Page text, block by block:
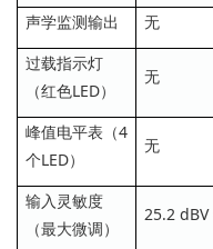
声学监测输出
无
过载指示灯
（红色LED）
无
峰值电平表（4
个LED）
无
输入灵敏度
（最大微调）
25.2